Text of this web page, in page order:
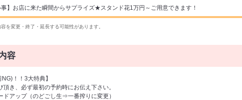
事】お店に来た瞬間からサプライズ★スタンド花1万円～ご用意できます！
を変更・終了・延長する可能性があります。
容
！！3大特典】
き、必ず最初の予約時にお伝え下さい。
ドアップ（のどごし生⇒一番搾りに変更）